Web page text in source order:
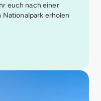
euch nach einer
erholen